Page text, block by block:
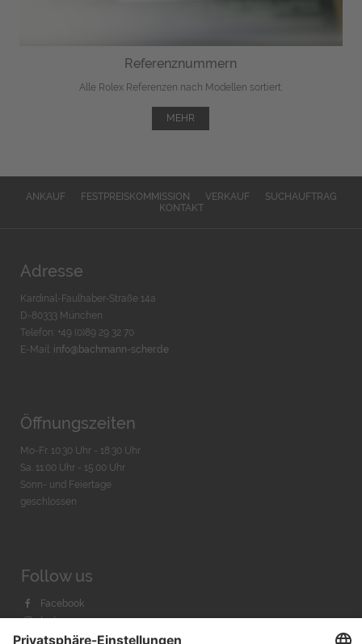
Referenznummern
Alle Rolex Referenzen nach Modellen sortiert.
MEHR
ANKAUF FESTPREISKOMMISSION VERKAUF
SUCHAUFTRAG
KONTAKT
Adresse
Kardinal-Faulhaber-Straße 14a
D-80333 München
Telefon: +49 (0)89 29 32 70
E-Mail: info@bachmann-scher.de
Öffnungszeiten
Mo-Fr. 10:30 Uhr - 18:30 Uhr
Sa. 11:00 Uhr - 15.00 Uhr
Sonn- und Feiertage
geschlossen
Follow us
Facebook
Instagram
Youtube